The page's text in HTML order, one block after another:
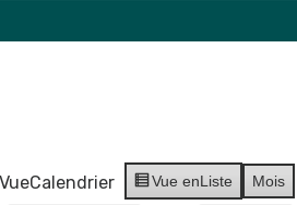
VueCalendrier Vue enListe Mois